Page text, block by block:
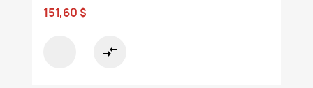
151,60 $
compare_arrows